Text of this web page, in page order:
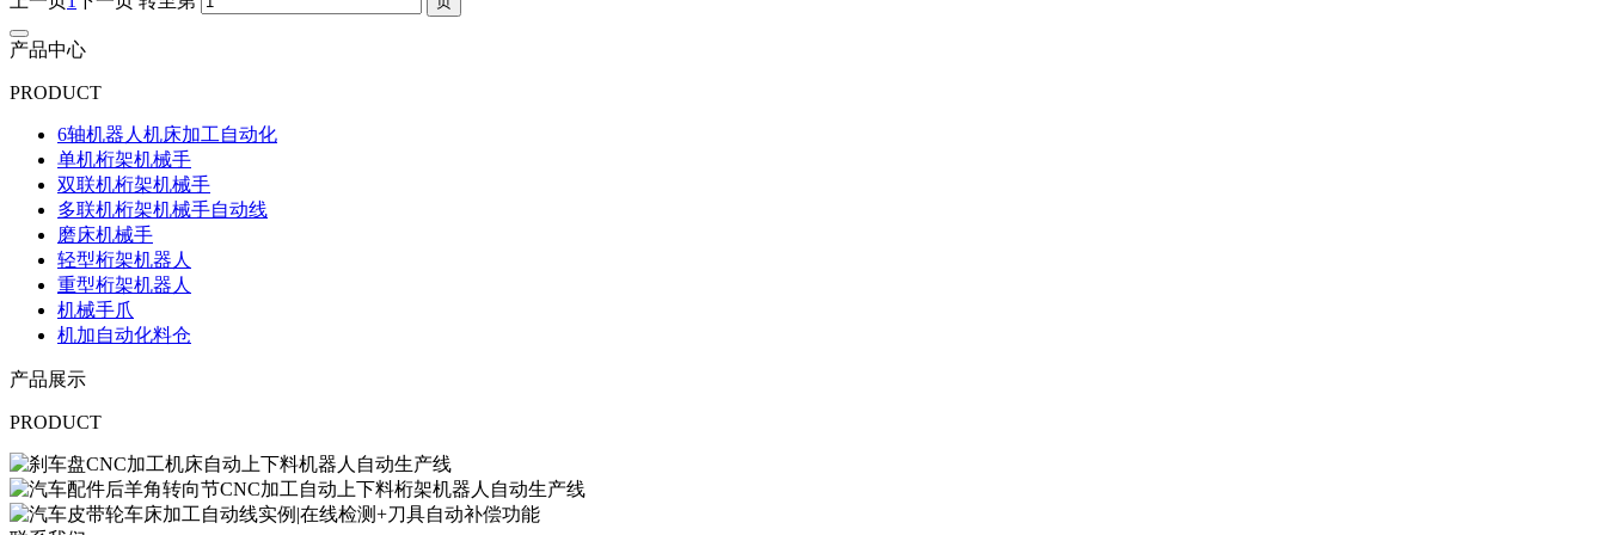
产品中心
PRODUCT
6轴机器人机床加工自动化
单机桁架机械手
双联机桁架机械手
多联机桁架机械手自动线
磨床机械手
轻型桁架机器人
重型桁架机器人
机械手爪
机加自动化料仓
产品展示
PRODUCT